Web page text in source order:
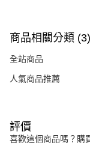
商品相關分類 (3)
全站商品
人氣商品推薦
評價
喜歡這個商品嗎？購